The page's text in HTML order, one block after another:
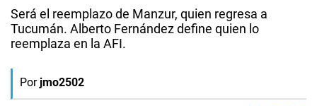
Será el reemplazo de Manzur, quien regresa a
Tucumán. Alberto Fernández define quien lo
reemplaza en la AFI.
Por jmo2502